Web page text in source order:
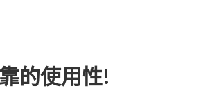
的使用性!